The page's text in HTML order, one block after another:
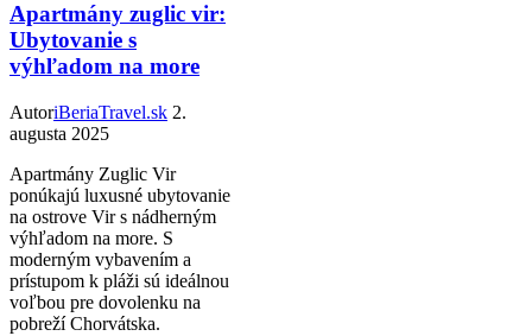
Apartmány zuglic vir:
Ubytovanie s
výhľadom na more
AutoriBeriaTravel.sk 2.
augusta 2025
Apartmány Zuglic Vir
ponúkajú luxusné ubytovanie
na ostrove Vir s nádherným
výhľadom na more. S
moderným vybavením a
prístupom k pláži sú ideálnou
voľbou pre dovolenku na
pobreží Chorvátska.